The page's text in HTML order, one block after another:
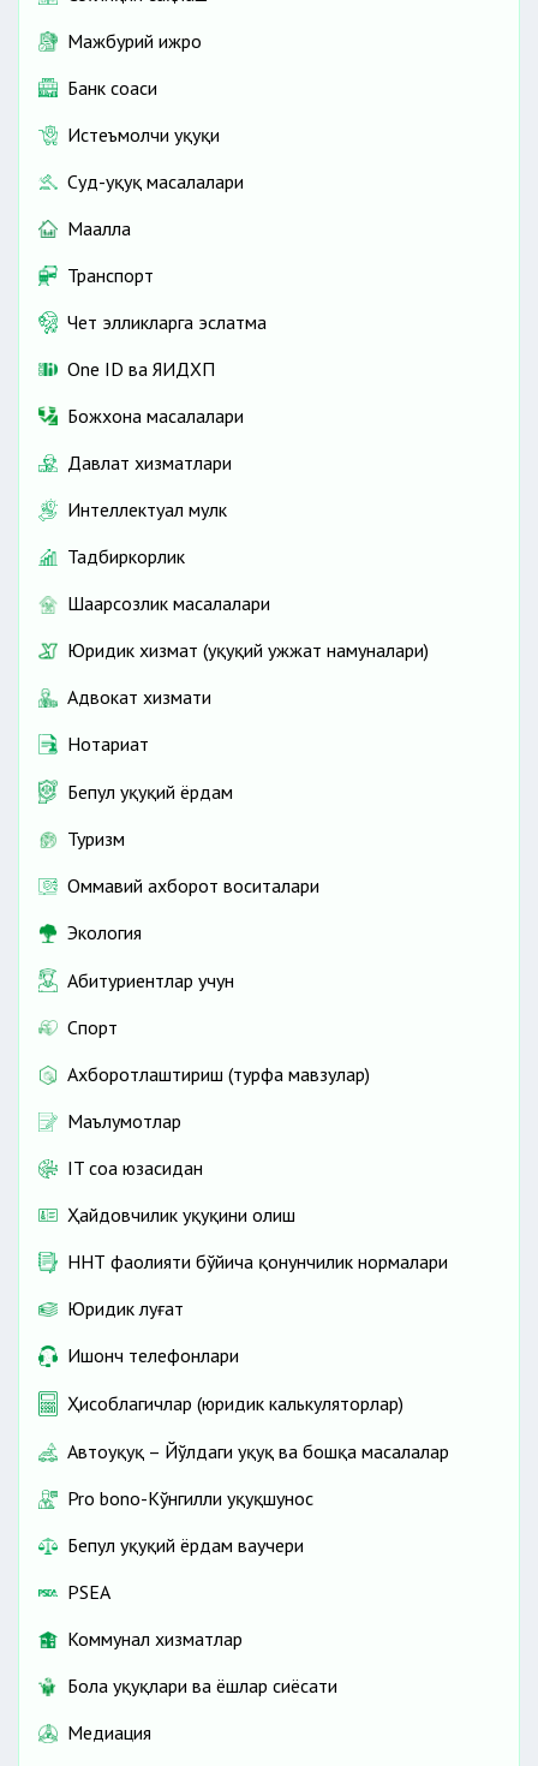
Мажбурий ижро
Банк соҳаси
Истеъмолчи ҳуқуқи
Суд-ҳуқуқ масалалари
Маҳалла
Транспорт
Чет элликларга эслатма
One ID ва ЯИДХП
Божхона масалалари
Давлат хизматлари
Интеллектуал мулк
Тадбиркорлик
Шаҳарсозлик масалалари
Юридик хизмат (ҳуқуқий ҳужжат намуналари)
Адвокат хизмати
Нотариат
Бепул ҳуқуқий ёрдам
Туризм
Оммавий ахборот воситалари
Экология
Абитуриентлар учун
Спорт
Ахборотлаштириш (турфа мавзулар)
Маълумотлар
IT соҳа юзасидан
Ҳайдовчилик ҳуқуқини олиш
ННТ фаолияти бўйича қонунчилик нормалари
Юридик луғат
Ишонч телефонлари
Ҳисоблагичлар (юридик калькуляторлар)
Автоҳуқуқ – Йўлдаги ҳуқуқ ва бошқа масалалар
Pro bono-Кўнгилли ҳуқуқшунос
Бепул ҳуқуқий ёрдам ваучери
PSEA
Коммунал хизматлар
Бола ҳуқуқлари ва ёшлар сиёсати
Медиация